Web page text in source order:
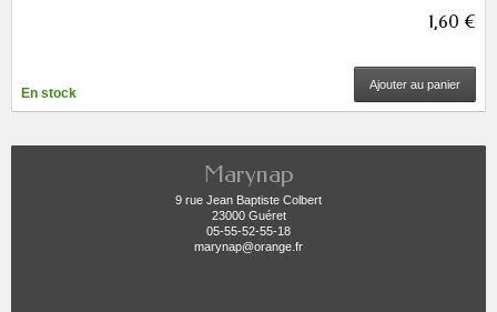
1,60 €
En stock
Ajouter au panier
Marynap
9 rue Jean Baptiste Colbert
23000 Guéret
05-55-52-55-18
marynap@orange.fr